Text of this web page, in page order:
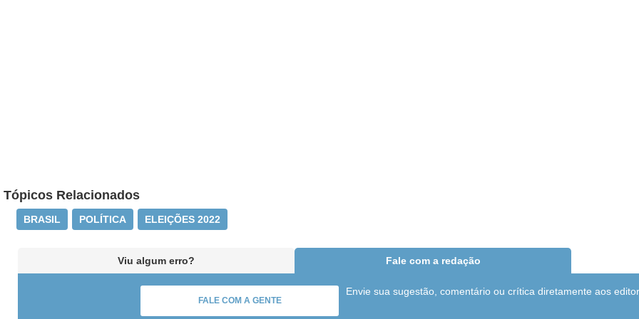
Tópicos Relacionados
BRASIL POLÍTICA ELEIÇÕES 2022
Viu algum erro? Fale com a redação
FALE COM A GENTE
Envie sua sugestão, comentário ou crítica diretamente aos